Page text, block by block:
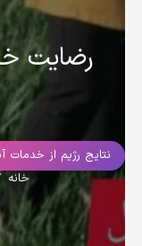
رضایت
نتایج رژیم از خدمات
خانه